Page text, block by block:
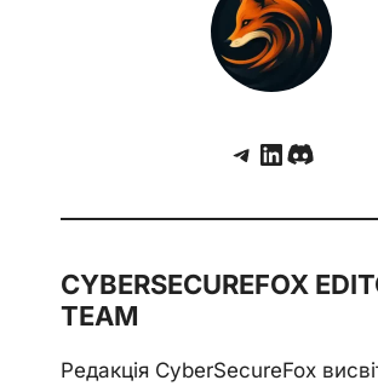
Telegram
LinkedIn
Discord
CYBERSECUREFOX
TEAM
Редакція CyberSecureFox